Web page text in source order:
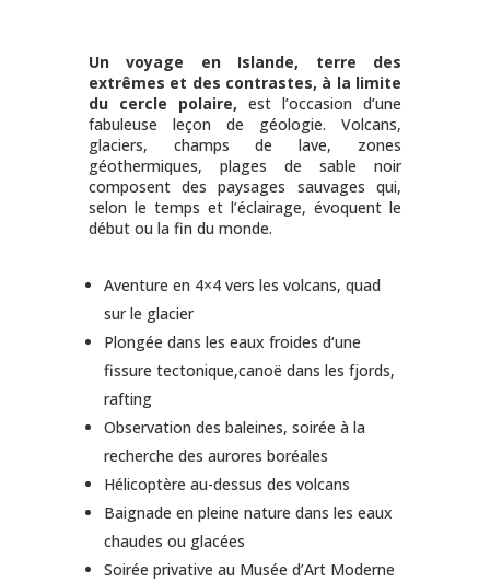
Un voyage en Islande, terre des
extrêmes et des contrastes, à la limite
du cercle polaire, est l’occasion d’une
fabuleuse leçon de géologie. Volcans,
glaciers, champs de lave, zones
géothermiques, plages de sable noir
composent des paysages sauvages qui,
selon le temps et l’éclairage, évoquent le
début ou la fin du monde.
Aventure en 4×4 vers les volcans, quad
sur le glacier
Plongée dans les eaux froides d‘une
fissure tectonique,canoë dans les fjords,
rafting
Observation des baleines, soirée à la
recherche des aurores boréales
Hélicoptère au-dessus des volcans
Baignade en pleine nature dans les eaux
chaudes ou glacées
Soirée privative au Musée d’Art Moderne